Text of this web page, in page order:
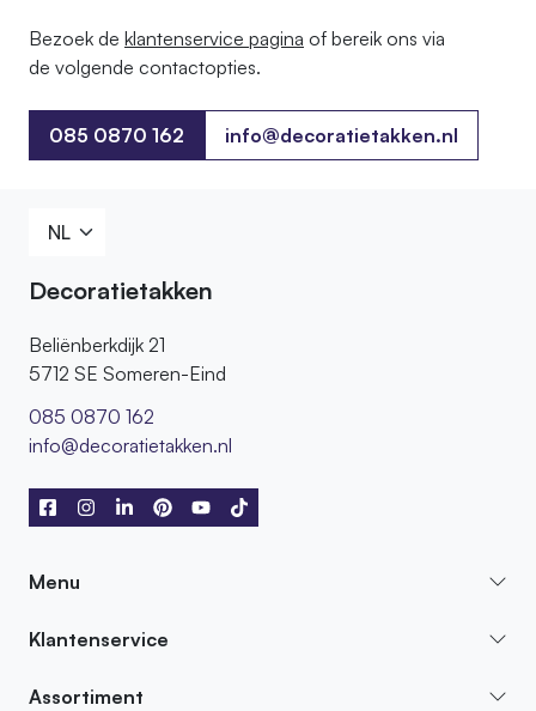
Bezoek de klantenservice pagina of bereik ons ​​via
de volgende contactopties.
085 0870 162
085 0870 162
info@decoratietakken.nl
Decoratietakken
Beliënberkdijk 21
5712 SE Someren-Eind
085 0870 162
info@decoratietakken.nl
Menu
Klantenservice
Assortiment